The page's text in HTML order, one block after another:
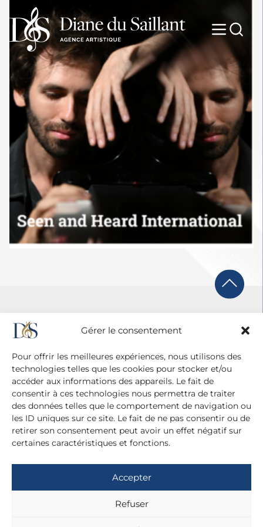
Gérer le consentement
Pour offrir les meilleures expériences, nous utilisons des
technologies telles que les cookies pour stocker et/ou
accéder aux informations des appareils. Le fait de
consentir à ces technologies nous permettra de traiter
des données telles que le comportement de navigation ou
les ID uniques sur ce site. Le fait de ne pas consentir ou de
retirer son consentement peut avoir un effet négatif sur
certaines caractéristiques et fonctions.
Accepter
Refuser
20 cité Malesherbes - 75009 Paris
+ 33 (0)1 42 81 38 21
+ 33 (0)6 13 42 22 52
dianedusaillant@gmail.com